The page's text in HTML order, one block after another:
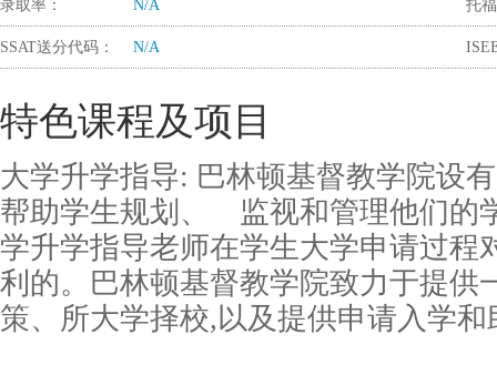
录取率： N/A 托
SSAT送分代码： N/A
特色课程及项目
大学升学指导: 巴林顿基督教学院设
帮助学生规划、 监视和管理他们的
学升学指导老师在学生大学申请过程
利的。巴林顿基督教学院致力于提供
策、所大学择校,以及提供申请入学